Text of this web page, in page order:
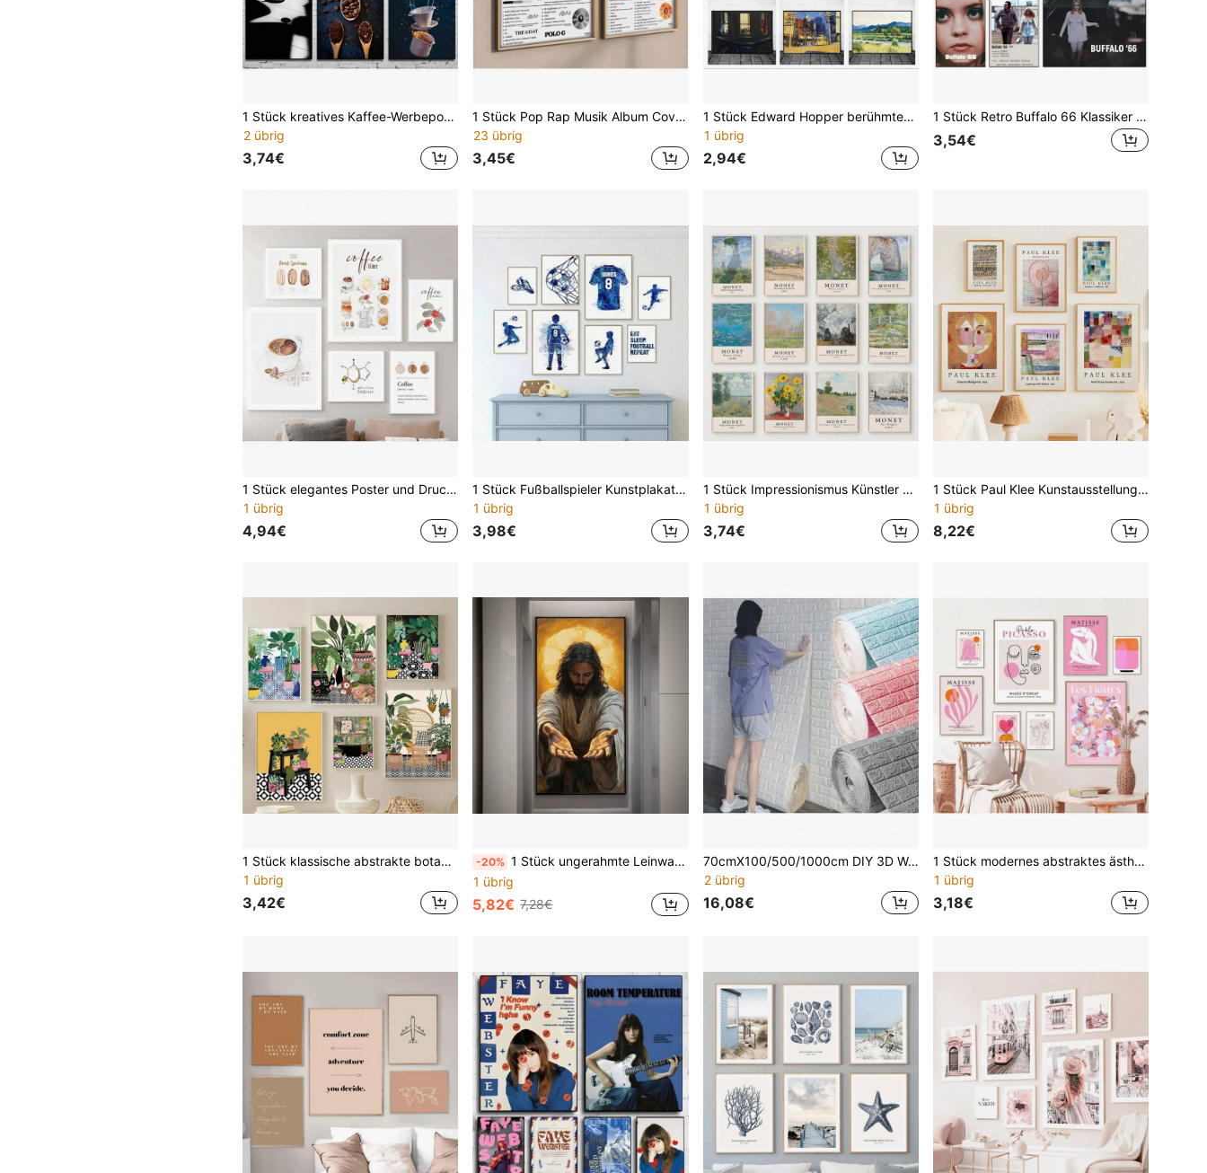
1 Stück kreatives Kaffee-Werbeposter auf Leinwand, Stadtbild Getränk Wandkunst Bilder für Getränkegeschäft, Bar, Club, Laden, moderne Heimdekoration, Geschenk ohne Rahmen
2 übrig
3,74€
1 Stück Pop Rap Musik Album Cover Polo G Poster Ästhetischer Rapper Hip Hop Rock 'The Goat' Hall of Fame Leinwanddruck Wandkunst Zimmerdekoration ohne Rahmen
23 übrig
3,45€
1 Stück Edward Hopper berühmtes Leinwandbild, modernes abstraktes Poster und Drucke Wandkunst Bild für Wohnzimmer Heimdekoration, optional mit Rahmen
1 übrig
2,94€
1 Stück Retro Buffalo 66 Klassiker Film Poster Bild Leinwand Druck Wandkunst Bild für Wohnzimmer Zuhause Deko Schlafzimmer Büro Bar Ästhetische Dekoration ohne Rahmen
3,54€
1 Stück elegantes Poster und Druck Wandkunst Leinwandgemälde mit Motiv Kaffee, Koffein, Tasse, nordischer Wandbild Stil, Küchendekoration, surrealistisch, Urlaubs- und Geburtstagsgeschenk, Bürodekoration, optional mit Rahmen
1 übrig
4,94€
1 Stück Fußballspieler Kunstplakate und Drucke, personalisiertes Trikot Leinwandgemälde Wandbilder Jungen Zimmer Dekoration, optional mit Rahmen, Wandkunst mit Rahmen
1 übrig
3,98€
1 Stück Impressionismus Künstler Claude Monet Poster Seerosen Leinwandgemälde Wandkunst Bild für Wohnzimmer Heim-Dekoration ohne Rahmen
1 übrig
3,74€
1 Stück Paul Klee Kunstausstellung bunter abstrakter Vintage Poster Wandbild Muster Nordischer Leinwandmalerei für Wohnzimmer Heimdekoration mit optionalem Rahmen
1 übrig
8,22€
1 Stück klassische abstrakte botanische grüne Blatt Wandkunst mit griechischem Fliesenmuster Leinwanddruck Poster für Wohn-/Schlafzimmer Dekoration mit optionalem Rahmen, Wandkunst mit Rahmen
1 übrig
3,42€
-20% 1 Stück ungerahmte Leinwandkunst - Jesus mit ausgestreckten Händen und goldenem Heiligenschein, moderne religiöse Heimdekoration für Schlafzimmer, Wohnzimmer, Büro, Cafe oder Studentenwohnheim, warmtonige inspirierende Malerei, moderne religiöse Kunst mit strahlendem Glüheffekt, inspirierendes Wanddekor
1 übrig
5,82€ 7,28€
70cmX100/500/1000cm DIY 3D Wandaufkleber Tapete Rolle selbstklebend Schaumstoff Ziegel weiche Küche Raum Wanddekoration Wandverkleidung Hintergrundwanddekoration
2 übrig
16,08€
1 Stück modernes abstraktes ästhetisches Wandkunst-Poster in Pink und Orange mit Picasso-Linienmotiv, Gesicht, Hand, Nacktheit, HD-Ölgemälde auf Leinwand, Heimdekoration, Schlafzimmer, Geschenk ohne Rahmen
1 übrig
3,18€